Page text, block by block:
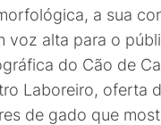
a sua
voz alta para o
do Cão de
Laboreiro, oferta
de gado que